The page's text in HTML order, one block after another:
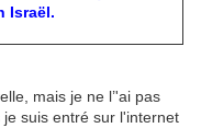
Israël.
mais je ne l’'ai pas
suis entré sur l'internet